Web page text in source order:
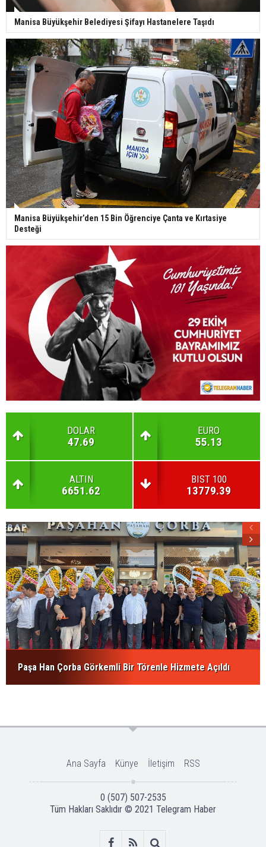
Manisa Büyükşehir Belediyesi Şifayı Hastanelere Taşıdı
Manisa Büyükşehir’den 15 Bin Öğrenciye Çanta ve Kırtasiye
Desteği
DOLAR
47.69
EURO
55.13
ALTIN
6651.62
BIST 100
13779.39
Paşa Han Çorba Görkemli Bir Törenle Hizmete Açıldı
Ana Sayfa Künye İletişim RSS
0 (507) 507-2535
Tüm Hakları Saklıdır © 2021 Telegram Haber